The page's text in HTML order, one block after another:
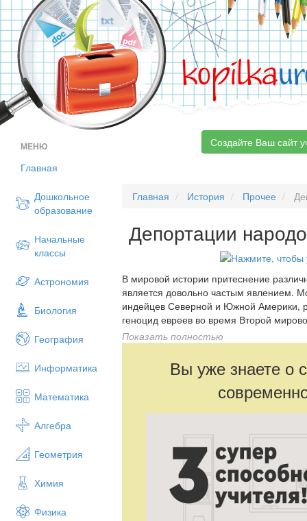
kopilka
МЕНЮ
Главная
Дошкольное
образование
Начальные
классы
Астрономия
Биология
География
Информатика
Математика
Алгебра
Геометрия
Химия
Физика
Создайте Ваш сайт
Главная История Прочее
Депортации
В мировой истории притеснение
является довольно частым явлением.
индейцев Северной и Южной Америки,
геноцид евреев во время Второй
приобрел и политическую, а порой и
событий в Ближневосточном регионе
миграционными волнами особую
анализ информации о депортациях
реабилитации национальностей и
Показать полностью
Вы уже знаете о